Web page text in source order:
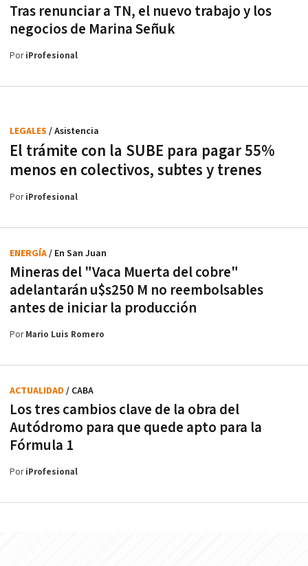
Tras renunciar a TN, el nuevo trabajo y los
negocios de Marina Señuk
PoriProfesional
El trámite con la SUBE para pagar 55%
menos en colectivos, subtes y trenes
LEGALES / Asistencia
PoriProfesional
Mineras del "Vaca Muerta del cobre"
adelantarán u$s250 M no reembolsables
antes de iniciar la producción
ENERGÍA/ En San Juan
PorMario Luis Romero
Los tres cambios clave de la obra del
Autódromo para que quede apto para la
Fórmula 1
ACTUALIDAD / CABA
PoriProfesional